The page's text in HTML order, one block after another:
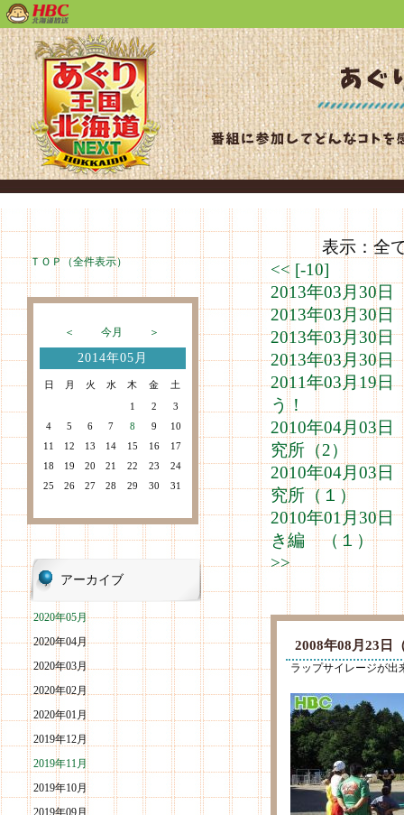
ＴＯＰ（全件表示）
＜ 今月 ＞
2014年05月
日 月 火 水 木 金
土
1
2
3
4
5 6 7 8 9
10
11
12 13 14 15 16
17
18
19 20 21 22 23
24
25
26 27 28 29 30 31
アーカイブ
2020年05月
2020年04月
2020年03月
2020年02月
2020年01月
2019年12月
2019年11月
2019年10月
2019年09月
表示：全て
<< [-10]
2013年03月30
2013年03月30
2013年03月30
2013年03月30
2011年03月19
う！
2010年04月03
究所（2）
2010年04月03
究所（１）
2010年01月30
き編 （１）
>>
2008年08月23
ラップサイレージが出